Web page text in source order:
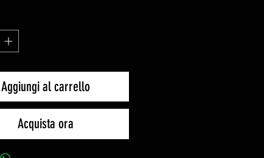
Aggiungi al carrello
Acquista ora